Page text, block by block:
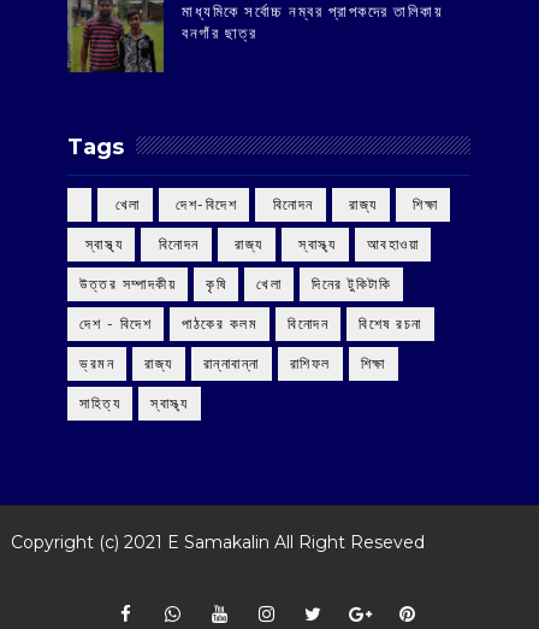
মাধ্যমিকে সর্বোচ্চ নম্বর প্রাপকদের তালিকায়
বনগাঁর ছাত্র
Tags
‌ খেলা ‌ দেশ-বিদেশ ‌ বিনোদন ‌ রাজ্য ‌ শিক্ষা
‌ স্বাস্থ্য ‌ বিনোদন ‌ রাজ্য ‌ স্বাস্থ্য আবহাওয়া
উত্তর সম্পাদকীয় কৃষি খেলা দিনের টুকিটাকি
দেশ - বিদেশ পাঠকের কলম বিনোদন বিশেষ রচনা
ভ্রমন রাজ্য রান্নাবান্না রাশিফল শিক্ষা
সাহিত্য স্বাস্থ্য
Copyright (c) 2021 E Samakalin All Right Reseved